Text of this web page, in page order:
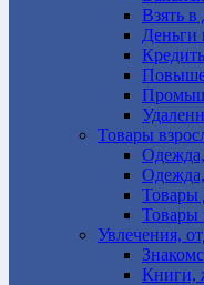
Взять в
Деньги
Товары
Одежда,
Товары
Товары
Увлечения,
Книги,